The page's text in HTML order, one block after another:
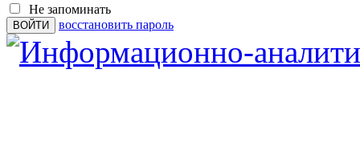
Не запоминать
восстановить пароль